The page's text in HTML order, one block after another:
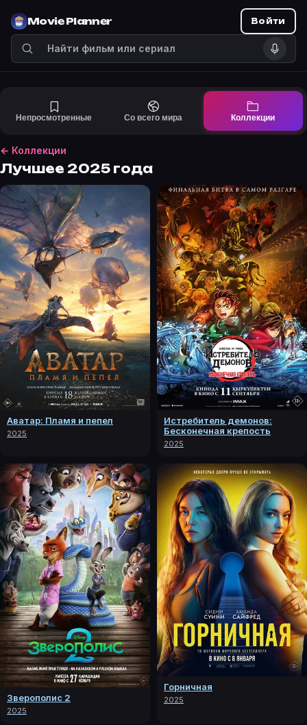
Movie Planner Войти
Непросмотренные Со всего мира Коллекции
← Коллекции
Лучшее 2025 года
Аватар: Пламя и пепел
2025
Истребитель демонов:
Бесконечная крепость
2025
Зверополис 2
2025
Горничная
2025